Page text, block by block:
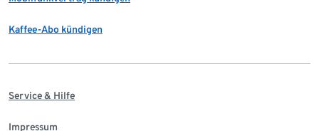
Kaffee-Abo kündigen
Service & Hilfe
Impressum